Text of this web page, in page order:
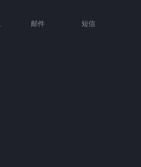
邮件
短信